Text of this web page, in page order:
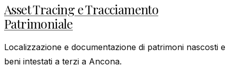
Asset Tracing e Tracciamento
Patrimoniale
Localizzazione e documentazione di patrimoni nascosti e
beni intestati a terzi a Ancona.